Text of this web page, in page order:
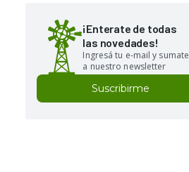
¡Enterate de todas
las novedades!
Ingresá tu e-mail y sumate
a nuestro newsletter
Suscribirme